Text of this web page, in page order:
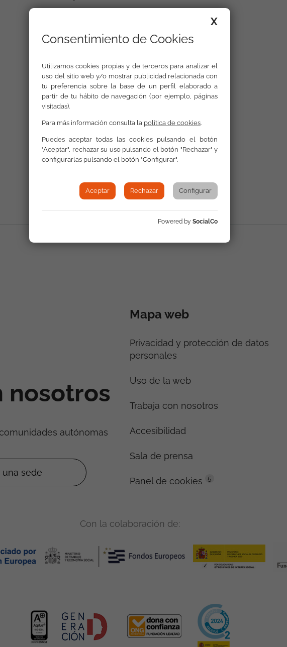
Galería
nosotros
autónomas
Mapa web
Privacidad y protección de datos
personales
Uso de la web
Trabaja con nosotros
Accesibilidad
Sala de prensa
Panel de cookies 5
Con la colaboración de:
X
Consentimiento de Cookies
Utilizamos cookies propias y de terceros para analizar el
uso del sitio web y/o mostrar publicidad relacionada con
tu preferencia sobre la base de un perfil elaborado a
partir de tu hábito de navegación (por ejemplo, páginas
visitadas).
Para más información consulta la política de cookies.
Puedes aceptar todas las cookies pulsando el botón
"Aceptar", rechazar su uso pulsando el botón "Rechazar" y
configurarlas pulsando el botón "Configurar".
Aceptar Rechazar Configurar
Powered by SocialCo